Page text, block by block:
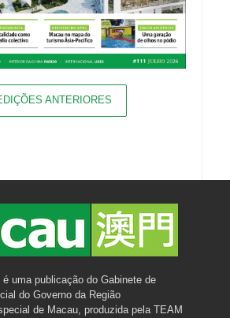
ANTERIORES
uma publicação do Gabinete de
do Governo da Região
de Macau, produzida pela TEAM